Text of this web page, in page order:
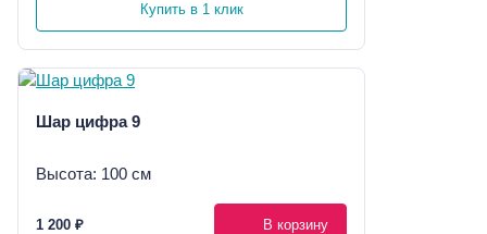
Купить в 1 клик
Шар цифра 9
Высота: 100 см
1 200 ₽ В корзину